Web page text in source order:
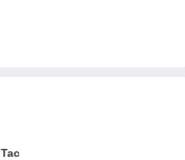
Tac